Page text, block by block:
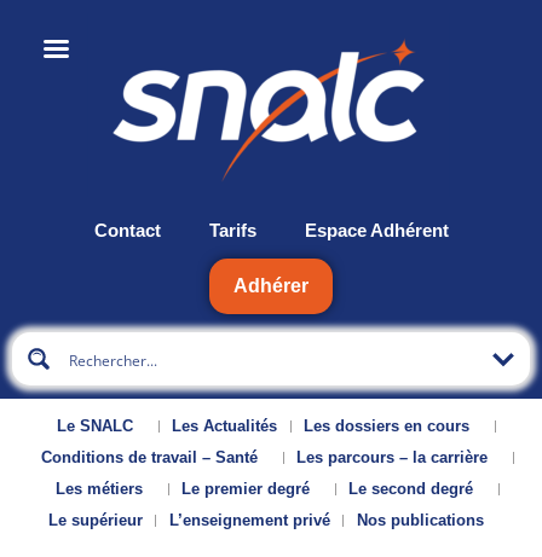
Contact Tarifs Espace Adhérent
Adhérer
Le SNALC Les Actualités
Les dossiers en cours
Conditions de travail – Santé
Les parcours – la carrière
Les métiers
Le premier degré
Le second degré
Le supérieur
L’enseignement privé Nos publications